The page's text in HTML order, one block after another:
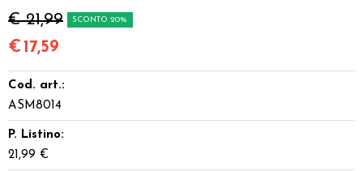
Offerte del Dragone
€ 21,99 SCONTO 20%
€ 17,59
Cod. art.:
ASM8014
P. Listino:
21,99 €